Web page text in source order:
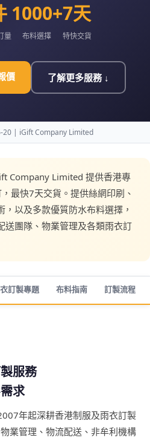
量
1000+
布料選擇
7天
特快交貨
價 了解更多服務 ↓
20 | iGift Company Limited
Company Limited 提供香港專
最快7天交貨。提供絲網印刷、
以及多款優質防水布料選擇，
送團隊、物業管理及各類雨衣訂
訂製專題 布料指南 訂製流程
服務
求
年起深耕香港制服及雨衣訂製
業管理、物流配送、非牟利機構